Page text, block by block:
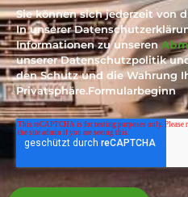
Sie können sich jederzeit von
In unserer
Informationen zu unseren
unserer Datenschutzpolitik
den Schutz und die Wahrung
Privatsphäre.Formularbeginn